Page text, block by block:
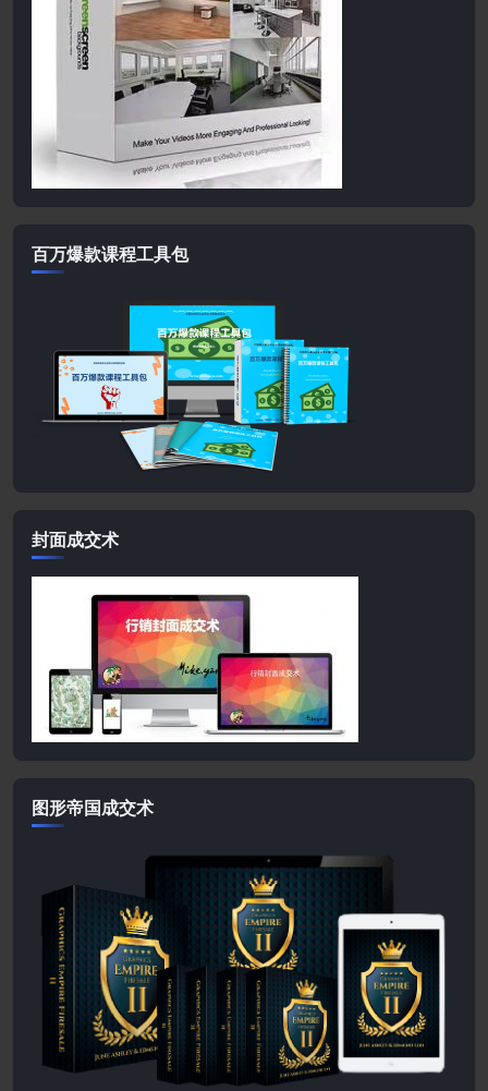
百万爆款课程工具包
封面成交术
图形帝国成交术